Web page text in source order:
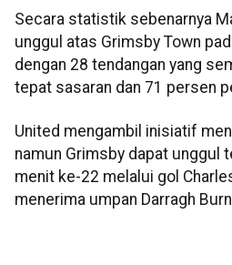
Secara statistik sebenarnya
unggul atas Grimsby Town
dengan 28 tendangan yang
tepat sasaran dan 71 persen
United mengambil inisiatif
namun Grimsby dapat unggul
menit ke-22 melalui gol
menerima umpan Darragh